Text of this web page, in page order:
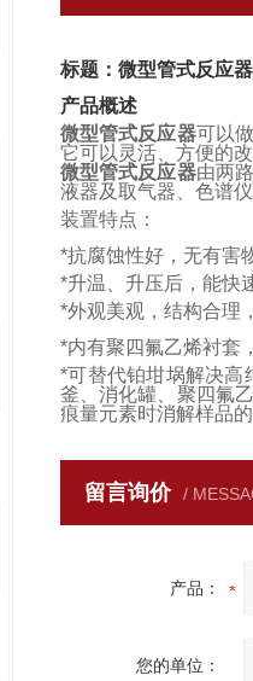
标题：微型管式反应器
产品概述
微型管式反应器可以
它可以灵活、方便的
微型管式反应器由两
液器及取气器、色谱
装置特点：
*抗腐蚀性好，无有害
*升温、升压后，能快
*外观美观，结构合理
*内有聚四氟乙烯衬套
*可替代铂坩埚解决高
釜、消化罐、聚四氟
痕量元素时消解样品
留言询价 /
产品：
您的单位：